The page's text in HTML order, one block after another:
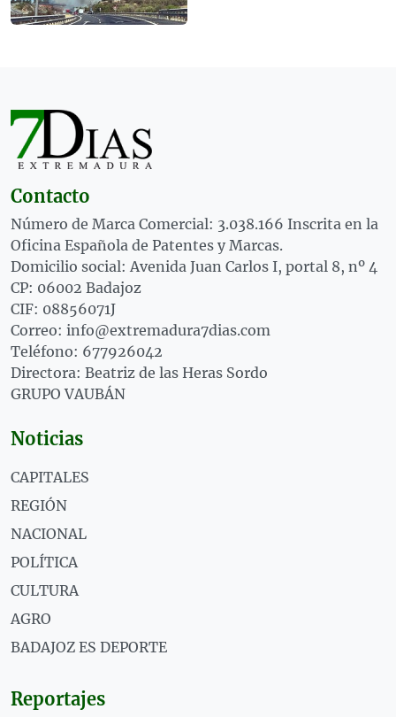
Contacto
Número de Marca Comercial: 3.038.166 Inscrita en la
Oficina Española de Patentes y Marcas.
Domicilio social: Avenida Juan Carlos I, portal 8, nº 4
CP: 06002 Badajoz
CIF: 08856071J
Correo: info@extremadura7dias.com
Teléfono: 677926042
Directora: Beatriz de las Heras Sordo
GRUPO VAUBÁN
Noticias
CAPITALES
REGIÓN
NACIONAL
POLÍTICA
CULTURA
AGRO
BADAJOZ ES DEPORTE
Reportajes